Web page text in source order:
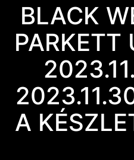
BLACK
PARKETT
A